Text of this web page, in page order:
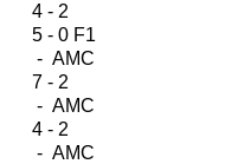
4 - 2
5 - 0 F1
- AMC
7 - 2
- AMC
4 - 2
- AMC